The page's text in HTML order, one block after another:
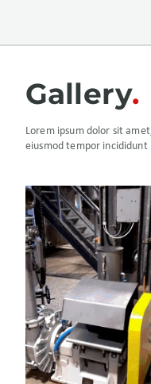
Gallery
Lorem ipsum dolor sit
eiusmod tempor incididunt